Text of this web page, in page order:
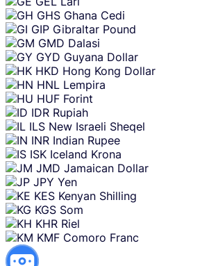
GHS Ghana Cedi
GIP Gibraltar Pound
GMD Dalasi
GYD Guyana Dollar
HKD Hong Kong Dollar
HNL Lempira
HUF Forint
IDR Rupiah
ILS New Israeli Sheqel
INR Indian Rupee
ISK Iceland Krona
JMD Jamaican Dollar
JPY Yen
KES Kenyan Shilling
KGS Som
KHR Riel
KMF Comoro Franc